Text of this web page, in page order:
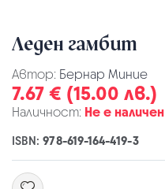
Леден гамбит
Автор: Бернар Миние
7.67 € (15.00 лв.)
Наличност: Не е наличен
ISBN:978-619-164-419-3